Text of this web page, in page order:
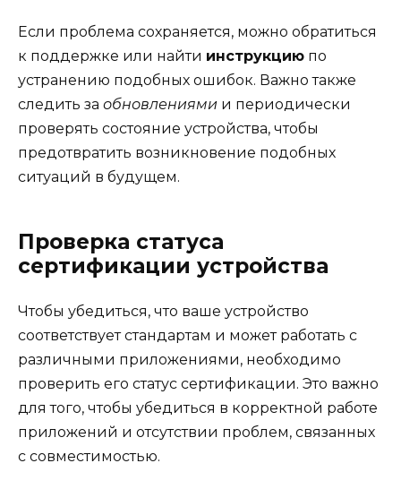
Если проблема сохраняется, можно обратиться
к поддержке или найти инструкцию по
устранению подобных ошибок. Важно также
следить за обновлениями и периодически
проверять состояние устройства, чтобы
предотвратить возникновение подобных
ситуаций в будущем.
Проверка статуса
сертификации устройства
Чтобы убедиться, что ваше устройство
соответствует стандартам и может работать с
различными приложениями, необходимо
проверить его статус сертификации. Это важно
для того, чтобы убедиться в корректной работе
приложений и отсутствии проблем, связанных
с совместимостью.